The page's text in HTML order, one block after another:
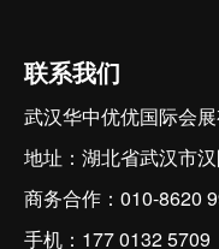
联系我们
武汉华中优优国际会
地址：湖北省武汉市
商务合作：010-8620
手机：177 0132 5709